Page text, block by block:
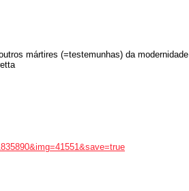
mártires (=testemunhas) da modernidade